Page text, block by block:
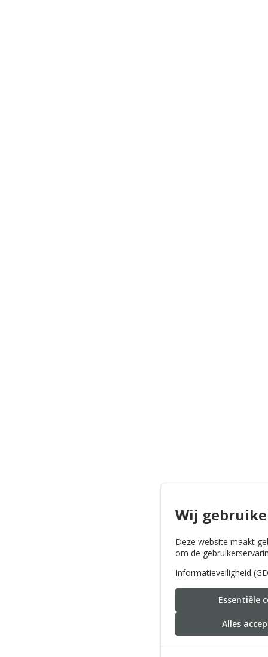
Wij
Deze website maakt
om de
Informatieveiligheid
Essentiële
Alles